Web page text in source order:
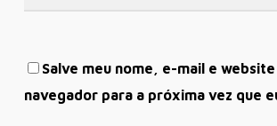
Salve meu nome, e-mail e
navegador para a próxima vez que